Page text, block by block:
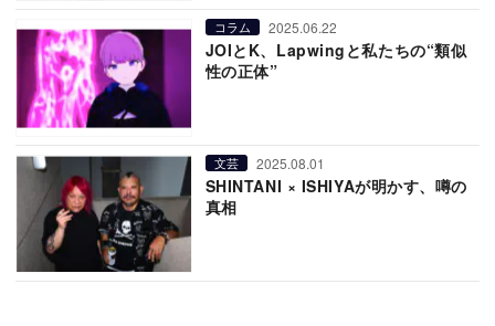
コラム 2025.06.22
JOIとK、Lapwingと私たちの“類似
性の正体”
文芸 2025.08.01
SHINTANI × ISHIYAが明かす、噂の
真相